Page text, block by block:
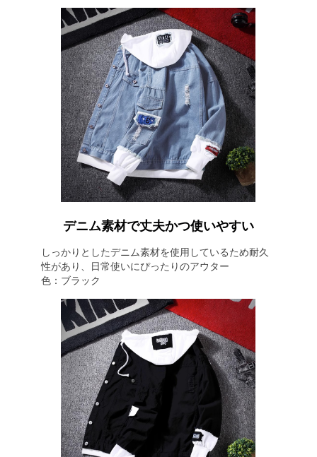
デニム素材で丈夫かつ使いやすい
しっかりとしたデニム素材を使用しているため耐久
性があり、日常使いにぴったりのアウター
色：ブラック